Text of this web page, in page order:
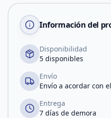
Información del
Disponibilidad
5 disponibles
Envío
Envío a acordar con
Entrega
7 días de demora